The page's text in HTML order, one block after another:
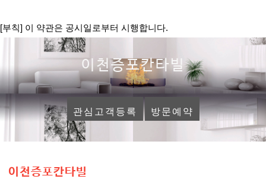
[부칙] 이 약관은 공시일로부터 시행합니다.
이천증포칸타빌
관심고객등록 방문예약
이천증포칸타빌